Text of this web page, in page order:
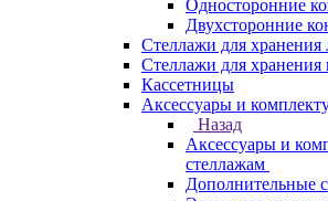
Односторонние
Двухсторонние
Стеллажи для хранения
Стеллажи для хранения
Кассетницы
Аксесcуары и
Назад
Аксесcуары и
стеллажам
Дополнительные